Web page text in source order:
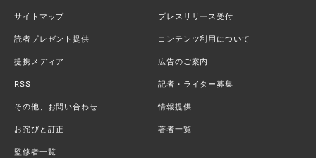
サイトマップ プレスリリース受付
読者プレゼント提供 コンテンツ利用について
提携メディア 広告のご案内
RSS 記者・ライター募集
その他、お問い合わせ 情報提供
お詫びと訂正 著者一覧
監修者一覧